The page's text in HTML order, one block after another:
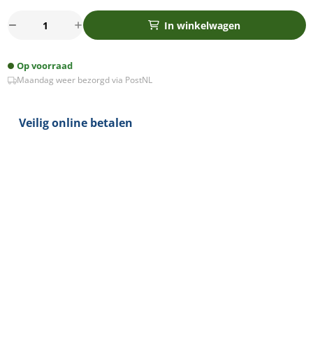
vierkant
IP65
In winkelwagen
Op voorraad
Maandag weer bezorgd via PostNL
Veilig online betalen